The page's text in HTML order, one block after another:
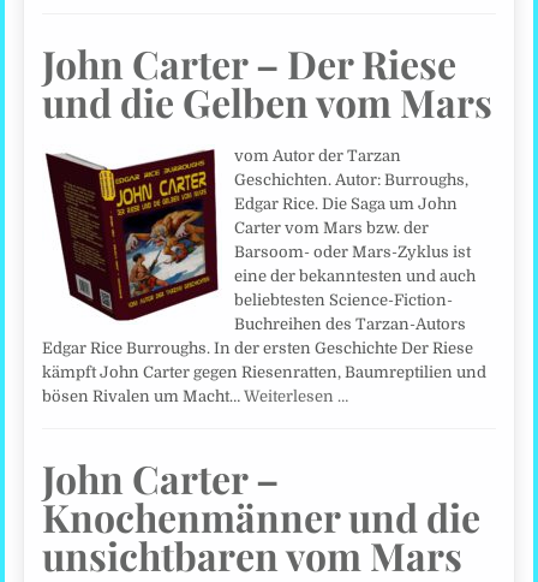
John Carter – Der Riese
und die Gelben vom Mars
vom Autor der Tarzan
Geschichten. Autor: Burroughs,
Edgar Rice. Die Saga um John
Carter vom Mars bzw. der
Barsoom- oder Mars-Zyklus ist
eine der bekanntesten und auch
beliebtesten Science-Fiction-
Buchreihen des Tarzan-Autors
Edgar Rice Burroughs. In der ersten Geschichte Der Riese
kämpft John Carter gegen Riesenratten, Baumreptilien und
bösen Rivalen um Macht…Weiterlesen …
John Carter –
Knochenmänner und die
unsichtbaren vom Mars